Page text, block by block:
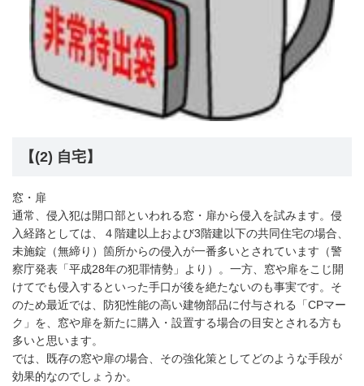
【(2) 自宅】
窓・扉
通常、侵入犯は開口部といわれる窓・扉から侵入を試みます。侵
入経路としては、４階建以上および3階建以下の共同住宅の場合、
未施錠（無締り）箇所からの侵入が一番多いとされています（警
察庁発表「平成28年の犯罪情勢」より）。一方、窓や扉をこじ開
けてでも侵入するといった手口が後を絶たないのも事実です。そ
のため最近では、防犯性能の高い建物部品に付与される「CPマー
ク」を、窓や扉を新たに購入・設置する場合の目安とされる方も
多いと思います。
では、既存の窓や扉の場合、その強化策としてどのような手段が
効果的なのでしょうか。